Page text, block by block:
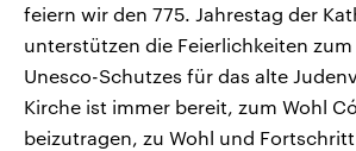
feiern wir den 775. Jahrestag der
unterstützen die Feierlichkeiten zum
Unesco-Schutzes für das alte
Kirche ist immer bereit, zum Wohl
beizutragen, zu Wohl und